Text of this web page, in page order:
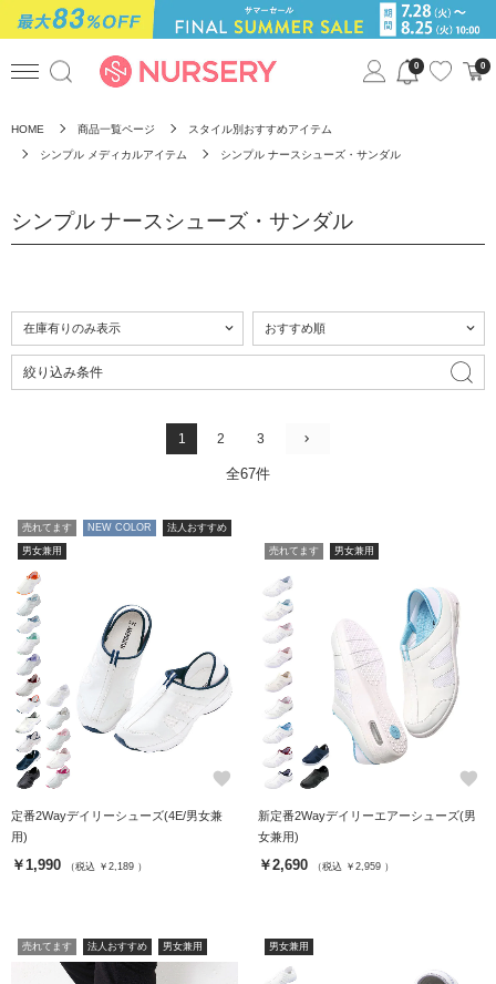
0 0
HOME 商品一覧ページ スタイル別おすすめアイテム
シンプル メディカルアイテム シンプル ナースシューズ・サンダル
シンプル ナースシューズ・サンダル
絞り込み条件
1 2 3
全67件
売れてます NEW COLOR 法人おすすめ
男女兼用
favorite
定番2Wayデイリーシューズ(4E/男女兼
用)
￥1,990 （税込 ￥2,189 ）
売れてます 男女兼用
favorite
新定番2Wayデイリーエアーシューズ(男
女兼用)
￥2,690 （税込 ￥2,959 ）
売れてます 法人おすすめ 男女兼用 男女兼用